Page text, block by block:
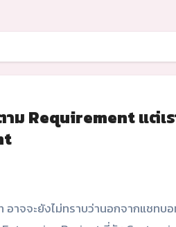
ม Requirement แต่เ